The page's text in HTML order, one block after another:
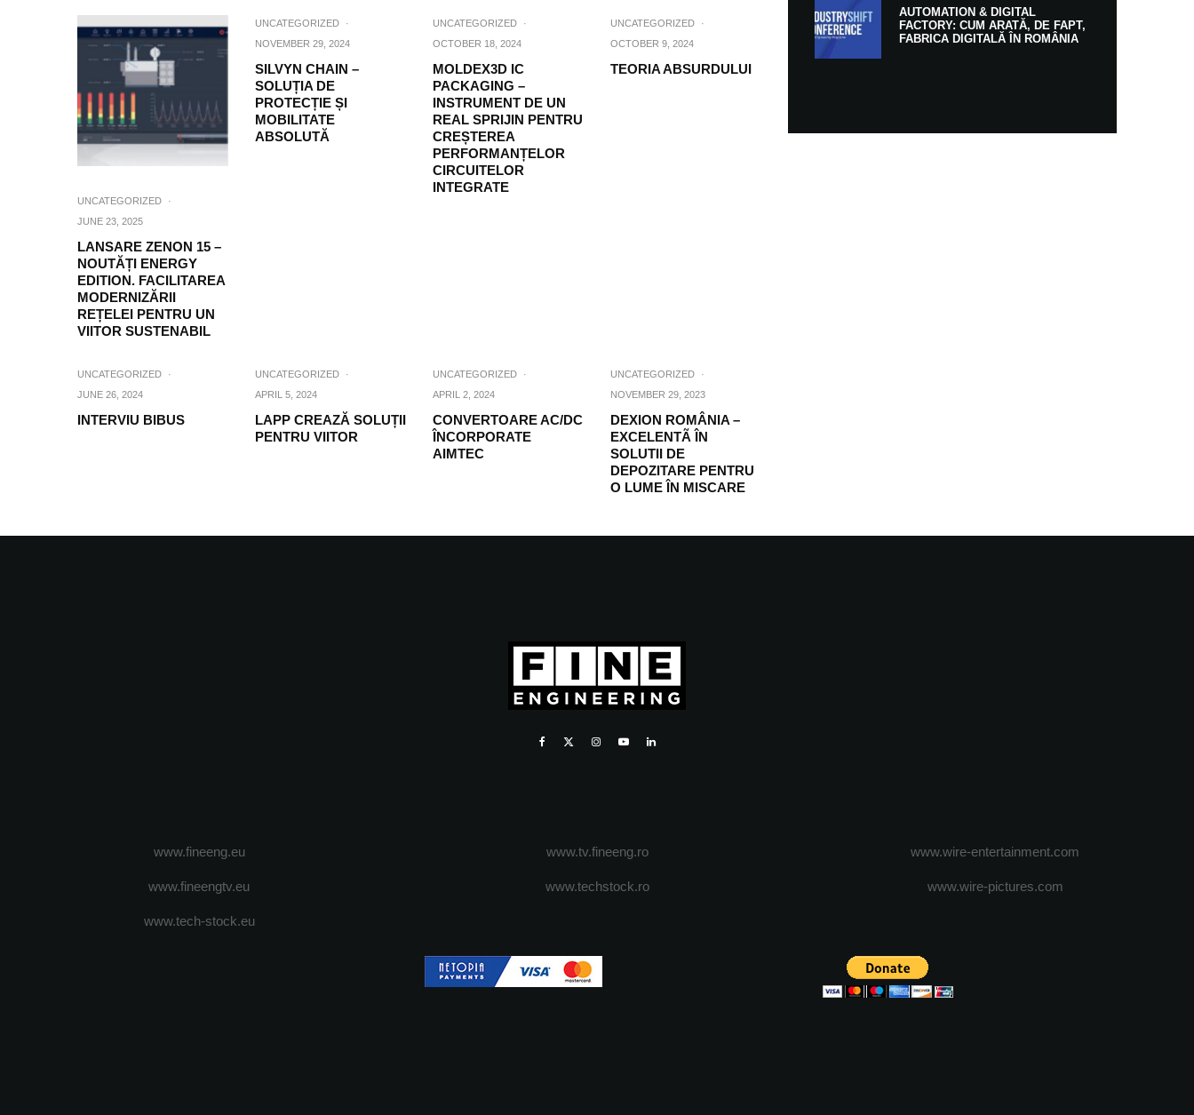
UNCATEGORIZED
·
JUNE 23, 2025
LANSARE ZENON 15 –
NOUTĂȚI ENERGY
EDITION. FACILITAREA
MODERNIZĂRII
REȚELEI PENTRU UN
VIITOR SUSTENABIL
UNCATEGORIZED
·
NOVEMBER 29, 2024
SILVYN CHAIN –
SOLUȚIA DE
PROTECȚIE ȘI
MOBILITATE
ABSOLUTĂ
UNCATEGORIZED
·
OCTOBER 18, 2024
MOLDEX3D IC
PACKAGING –
INSTRUMENT DE UN
REAL SPRIJIN PENTRU
CREȘTEREA
PERFORMANȚELOR
CIRCUITELOR
INTEGRATE
UNCATEGORIZED
·
OCTOBER 9, 2024
TEORIA ABSURDULUI
UNCATEGORIZED
·
JUNE 26, 2024
INTERVIU BIBUS
UNCATEGORIZED
·
APRIL 5, 2024
LAPP CREAZĂ SOLUȚII
PENTRU VIITOR
UNCATEGORIZED
·
APRIL 2, 2024
CONVERTOARE AC/DC
ÎNCORPORATE
AIMTEC
UNCATEGORIZED
·
NOVEMBER 29, 2023
DEXION ROMÂNIA –
EXCELENTÃ ÎN
SOLUTII DE
DEPOZITARE PENTRU
O LUME ÎN MISCARE
AUTOMATION & DIGITAL
FACTORY: CUM ARATĂ, DE FAPT,
FABRICA DIGITALĂ ÎN ROMÂNIA
www.fineeng.eu
www.fineengtv.eu
www.tech-stock.eu
www.tv.fineeng.ro
www.techstock.ro
www.wire-entertainment.com
www.wire-pictures.com